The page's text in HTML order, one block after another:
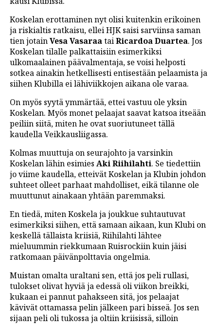
Koskelan erottaminen nyt olisi kuitenkin erikoinen
ja riskialtis ratkaisu, ellei HJK saisi sarviinsa saman
tien jotainVesa VasaraataiRicardoa Duartea. Jos
Koskelan tilalle palkattaisiin esimerkiksi
ulkomaalainen päävalmentaja, se voisi helposti
sotkea ainakin hetkellisesti entisestään pelaamista ja
siihen Klubilla ei lähiviikkojen aikana ole varaa.
On myös syytä ymmärtää, ettei vastuu ole yksin
Koskelan. Myös monet pelaajat saavat katsoa itseään
peiliin siitä, miten he ovat suoriutuneet tällä
kaudella Veikkausliigassa.
Kolmas muuttuja on seurajohto ja varsinkin
Koskelan lähin esimies Aki Riihilahti. Se tiedettiin
jo viime kaudella, etteivät Koskelan ja Klubin johdon
suhteet olleet parhaat mahdolliset, eikä tilanne ole
muuttunut ainakaan yhtään paremmaksi.
En tiedä, miten Koskela ja joukkue suhtautuvat
esimerkiksi siihen, että samaan aikaan, kun Klubi on
keskellä tällaista kriisiä, Riihilahti lähtee
mieluummin riekkumaan Ruisrockiin kuin jäisi
ratkomaan päivänpolttavia ongelmia.
Muistan omalta uraltani sen, että jos peli rullasi,
tulokset olivat hyviä ja edessä oli viikon breikki,
kukaan ei pannut pahakseen sitä, jos pelaajat
kävivät ottamassa pelin jälkeen pari bisseä. Jos sen
sijaan peli oli tukossa ja oltiin kriisissä, silloin